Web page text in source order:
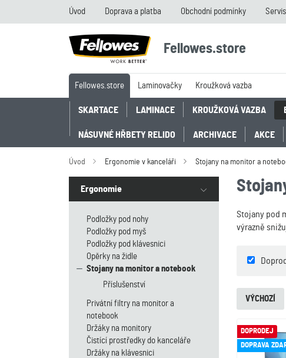
Úvod Doprava a platba Obchodní podmínky
Fellowes.store
Fellowes.store Laminovačky Kroužková vazba
SKARTACE LAMINACE KROUŽKOVÁ VAZBA
NÁSUVNÉ HŘBETY RELIDO ARCHIVACE AKCE
Úvod Ergonomie v kanceláři Stojany na monitor a
Ergonomie
Podložky pod nohy
Podložky pod myš
Podložky pod klávesnici
Opěrky na židle
Stojany na monitor a notebook
Příslušenství
Privátní filtry na monitor a
notebook
Držáky na monitory
Čistící prostředky do kanceláře
Držáky na klávesnici
Stojany pod
výrazně
VÝCHOZÍ
DOPRODEJ
DOPRAVA